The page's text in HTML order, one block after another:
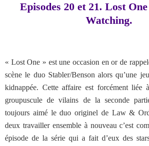
Episodes 20 et 21. Lost
Watching.
« Lost One » est une occasion en or de
scène le duo Stabler/Benson alors qu’une
kidnappée. Cette affaire est forcément liée
groupuscule de vilains de la seconde
toujours aimé le duo originel de Law &
deux travailler ensemble à nouveau c’est
épisode de la série qui a fait d’eux des